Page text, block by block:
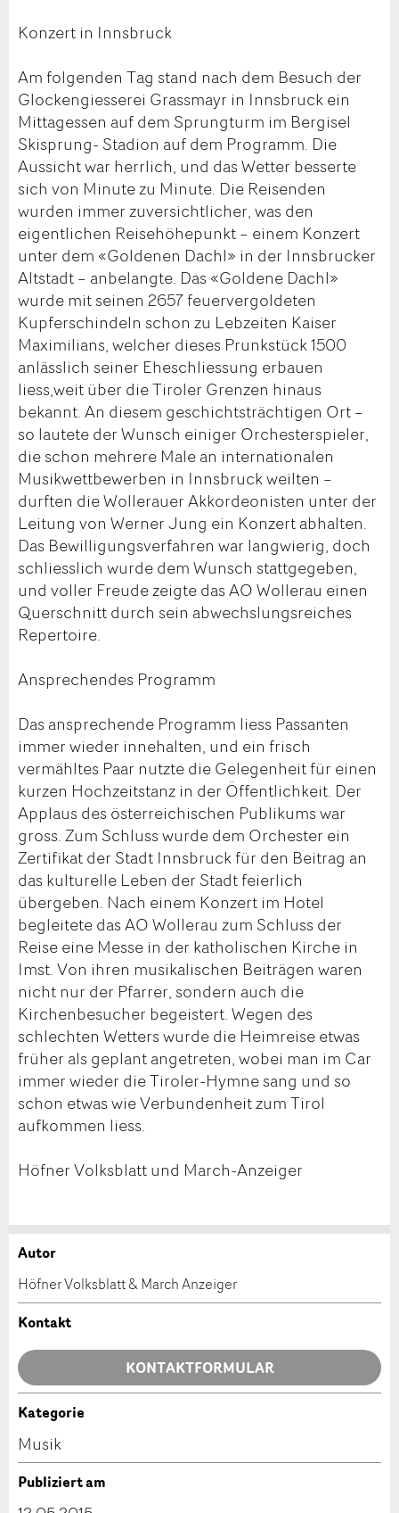
Konzert in Innsbruck
Am folgenden Tag stand nach dem Besuch der
Glockengiesserei Grassmayr in Innsbruck ein
Mittagessen auf dem Sprungturm im Bergisel
Skisprung- Stadion auf dem Programm. Die
Aussicht war herrlich, und das Wetter besserte
sich von Minute zu Minute. Die Reisenden
wurden immer zuversichtlicher, was den
eigentlichen Reisehöhepunkt – einem Konzert
unter dem «Goldenen Dachl» in der Innsbrucker
Altstadt – anbelangte. Das «Goldene Dachl»
wurde mit seinen 2657 feuervergoldeten
Kupferschindeln schon zu Lebzeiten Kaiser
Maximilians, welcher dieses Prunkstück 1500
anlässlich seiner Eheschliessung erbauen
liess,weit über die Tiroler Grenzen hinaus
bekannt. An diesem geschichtsträchtigen Ort –
so lautete der Wunsch einiger Orchesterspieler,
die schon mehrere Male an internationalen
Musikwettbewerben in Innsbruck weilten –
durften die Wollerauer Akkordeonisten unter der
Leitung von Werner Jung ein Konzert abhalten.
Das Bewilligungsverfahren war langwierig, doch
schliesslich wurde dem Wunsch stattgegeben,
und voller Freude zeigte das AO Wollerau einen
Querschnitt durch sein abwechslungsreiches
Repertoire.
Ansprechendes Programm
Das ansprechende Programm liess Passanten
immer wieder innehalten, und ein frisch
vermähltes Paar nutzte die Gelegenheit für einen
kurzen Hochzeitstanz in der Öffentlichkeit. Der
Applaus des österreichischen Publikums war
gross. Zum Schluss wurde dem Orchester ein
Zertifikat der Stadt Innsbruck für den Beitrag an
das kulturelle Leben der Stadt feierlich
übergeben. Nach einem Konzert im Hotel
begleitete das AO Wollerau zum Schluss der
Reise eine Messe in der katholischen Kirche in
Imst. Von ihren musikalischen Beiträgen waren
nicht nur der Pfarrer, sondern auch die
Kirchenbesucher begeistert. Wegen des
schlechten Wetters wurde die Heimreise etwas
früher als geplant angetreten, wobei man im Car
immer wieder die Tiroler-Hymne sang und so
schon etwas wie Verbundenheit zum Tirol
aufkommen liess.
Höfner Volksblatt und March-Anzeiger
Anzeige beanstanden
Ihr Feedback wird sehr geschätzt!
Allgemeines Feedback
Anzeige nicht mehr gültig
Anzeige unvollständig
Anzeige weiterempfehlen
Empfehlen Sie diese Anzeige an Freunde weiter.
Autor
Höfner Volksblatt & March Anzeiger
Kontakt
KONTAKTFORMULAR
Kontakt
Verfassen Sie eine Nachricht für die Kontaktpersonen
Kategorie
Musik
Publiziert am